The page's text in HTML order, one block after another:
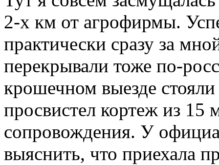
2-х км от агрофирмы.
практически сразу за
перекрывали тоже по-
крошечном выезде
просвистел кортеж из
сопровождения. У
выяснить, что приехала